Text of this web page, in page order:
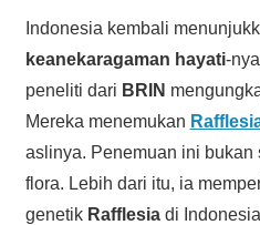
Indonesia kembali
keanekaragaman hayati-
peneliti dari BRIN
Mereka menemukan
aslinya. Penemuan ini bukan
flora. Lebih dari itu, ia
genetik Rafflesiadi